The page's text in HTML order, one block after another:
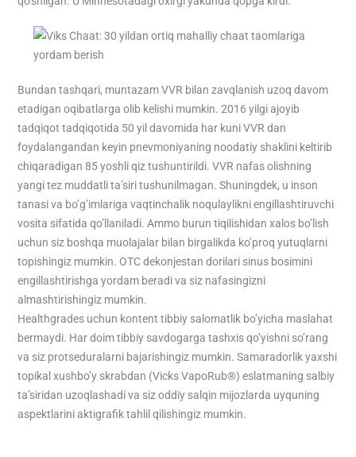
Bundan tashqari, muntazam VVR bilan zavqlanish uzoq davom
etadigan oqibatlarga olib kelishi mumkin. 2016 yilgi ajoyib
tadqiqot tadqiqotida 50 yil davomida har kuni VVR dan
foydalangandan keyin pnevmoniyaning noodatiy shaklini keltirib
chiqaradigan 85 yoshli qiz tushuntirildi. VVR nafas olishning
yangi tez muddatli ta’siri tushunilmagan. Shuningdek, u inson
tanasi va bo’g’imlariga vaqtinchalik noqulaylikni engillashtiruvchi
vosita sifatida qo’llaniladi. Ammo burun tiqilishidan xalos bo’lish
uchun siz boshqa muolajalar bilan birgalikda ko’proq yutuqlarni
topishingiz mumkin. OTC dekonjestan dorilari sinus bosimini
engillashtirishga yordam beradi va siz nafasingizni
almashtirishingiz mumkin.
Healthgrades uchun kontent tibbiy salomatlik bo’yicha maslahat
bermaydi. Har doim tibbiy savdogarga tashxis qo’yishni so’rang
va siz protseduralarni bajarishingiz mumkin. Samaradorlik yaxshi
topikal xushbo’y skrabdan (Vicks VapoRub®) eslatmaning salbiy
ta’siridan uzoqlashadi va siz oddiy salqin mijozlarda uyquning
aspektlarini aktigrafik tahlil qilishingiz mumkin.